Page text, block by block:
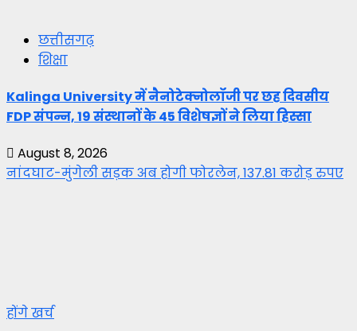
छत्तीसगढ़
शिक्षा
Kalinga University में नैनोटेक्नोलॉजी पर छह दिवसीय
FDP संपन्न, 19 संस्थानों के 45 विशेषज्ञों ने लिया हिस्सा
August 8, 2026
नांदघाट-मुंगेली सड़क अब होगी फोरलेन, 137.81 करोड़ रुपए
होंगे खर्च